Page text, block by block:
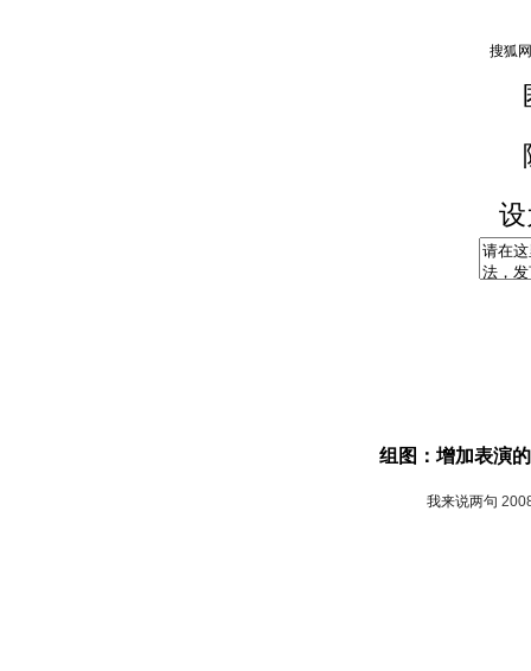
组图：增加表演
我来说两句